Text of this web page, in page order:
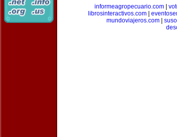
informeagropecuario.com|
librosinteractivos.com|
mundoviajeros.com|